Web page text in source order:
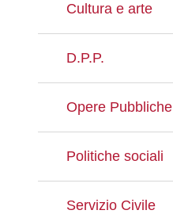
Cultura e arte
D.P.P.
Opere Pubbliche
Politiche sociali
Servizio Civile